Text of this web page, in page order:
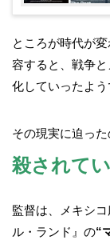
ところが時代が
容すると、戦争
化していったよう
その現実に迫っ
殺されてい
監督は、メキシ
ル・ランド』の“